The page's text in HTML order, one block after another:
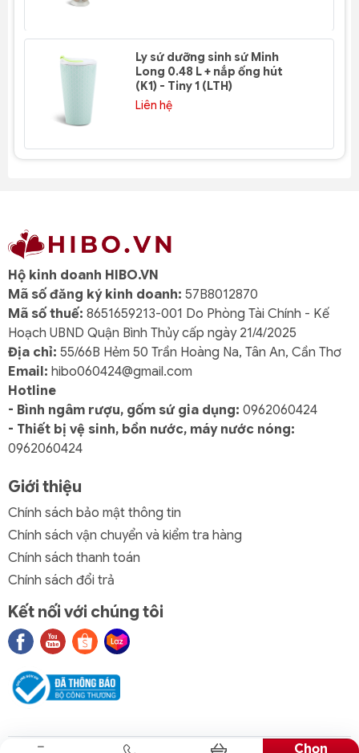
Chọn
Ly sứ dưỡng sinh sứ Minh
Long 0.48 L + nắp ống hút
(K1) - Tiny 1 (LTH)
Liên hệ
Hộ kinh doanh HIBO.VN
Mã số đăng ký kinh doanh: 57B8012870
Mã số thuế: 8651659213-001 Do Phòng Tài Chính - Kế
Hoạch UBND Quận Bình Thủy cấp ngày 21/4/2025
Địa chỉ: 55/66B Hẻm 50 Trần Hoàng Na, Tân An, Cần Thơ
Email: hibo060424@gmail.com
Hotline
- Bình ngâm rượu, gốm sứ gia dụng: 0962060424
- Thiết bị vệ sinh, bồn nước, máy nước nóng:
0962060424
Giới thiệu
Chính sách bảo mật thông tin
Chính sách vận chuyển và kiểm tra hàng
Chính sách thanh toán
Chính sách đổi trả
Kết nối với chúng tôi